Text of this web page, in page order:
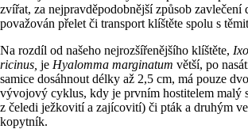
zvířat, za nejpravděpodobnější způsob zavlečení
považován přelet či transport klíštěte spolu s
Na rozdíl od našeho nejrozšířenějšího klíštěte,
ricinus, je Hyalomma marginatum větší, po
samice dosáhnout délky až 2,5 cm, má pouze
vývojový cyklus, kdy je prvním hostitelem malý
z čeledi ježkovití a zajícovití) či pták a druhým
kopytník.